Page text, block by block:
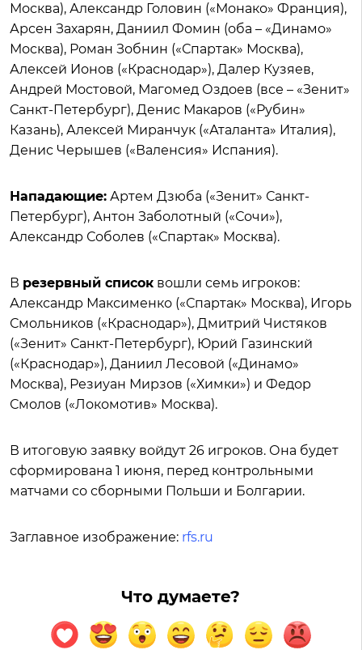
Москва), Александр Головин («Монако» Франция),
Арсен Захарян, Даниил Фомин (оба – «Динамо»
Москва), Роман Зобнин («Спартак» Москва),
Алексей Ионов («Краснодар»), Далер Кузяев,
Андрей Мостовой, Магомед Оздоев (все – «Зенит»
Санкт-Петербург), Денис Макаров («Рубин»
Казань), Алексей Миранчук («Аталанта» Италия),
Денис Черышев («Валенсия» Испания).
Нападающие: Артем Дзюба («Зенит» Санкт-
Петербург), Антон Заболотный («Сочи»),
Александр Соболев («Спартак» Москва).
В резервный список вошли семь игроков:
Александр Максименко («Спартак» Москва), Игорь
Смольников («Краснодар»), Дмитрий Чистяков
(«Зенит» Санкт-Петербург), Юрий Газинский
(«Краснодар»), Даниил Лесовой («Динамо»
Москва), Резиуан Мирзов («Химки») и Федор
Смолов («Локомотив» Москва).
В итоговую заявку войдут 26 игроков. Она будет
сформирована 1 июня, перед контрольными
матчами со сборными Польши и Болгарии.
Заглавное изображение: rfs.ru
Что думаете?